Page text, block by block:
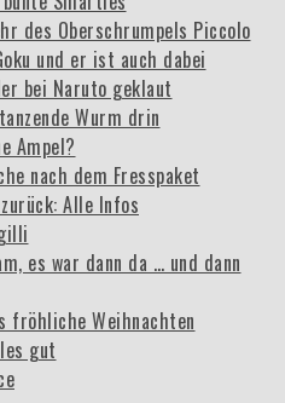
des Oberschrumpels Piccolo
und er ist auch dabei
bei Naruto geklaut
Wurm drin
Ampel?
nach dem Fresspaket
Alle Infos
es war dann da … und dann
fröhliche Weihnachten
gut